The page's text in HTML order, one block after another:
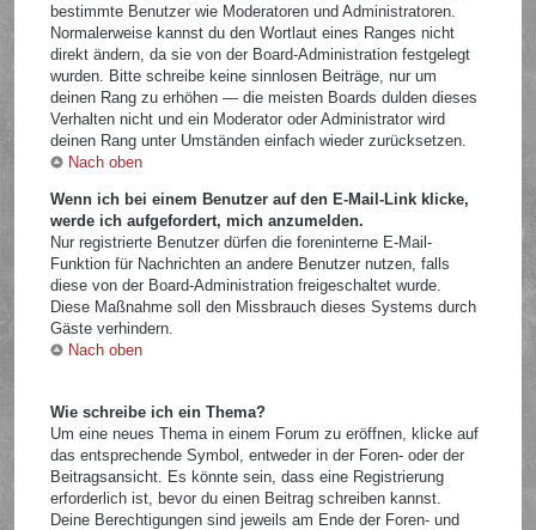
bestimmte Benutzer wie Moderatoren und Administratoren.
Normalerweise kannst du den Wortlaut eines Ranges nicht
direkt ändern, da sie von der Board-Administration festgelegt
wurden. Bitte schreibe keine sinnlosen Beiträge, nur um
deinen Rang zu erhöhen — die meisten Boards dulden dieses
Verhalten nicht und ein Moderator oder Administrator wird
deinen Rang unter Umständen einfach wieder zurücksetzen.
Nach oben
Wenn ich bei einem Benutzer auf den E-Mail-Link klicke,
werde ich aufgefordert, mich anzumelden.
Nur registrierte Benutzer dürfen die foreninterne E-Mail-
Funktion für Nachrichten an andere Benutzer nutzen, falls
diese von der Board-Administration freigeschaltet wurde.
Diese Maßnahme soll den Missbrauch dieses Systems durch
Gäste verhindern.
Nach oben
Wie schreibe ich ein Thema?
Um eine neues Thema in einem Forum zu eröffnen, klicke auf
das entsprechende Symbol, entweder in der Foren- oder der
Beitragsansicht. Es könnte sein, dass eine Registrierung
erforderlich ist, bevor du einen Beitrag schreiben kannst.
Deine Berechtigungen sind jeweils am Ende der Foren- und